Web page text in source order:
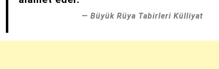
Büyük Rüya Tabirleri Külliyat